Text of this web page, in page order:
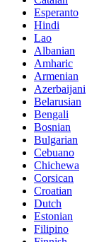
Esperanto
Hindi
Lao
Albanian
Amharic
Armenian
Azerbaijani
Belarusian
Bengali
Bosnian
Bulgarian
Cebuano
Chichewa
Corsican
Croatian
Dutch
Estonian
Filipino